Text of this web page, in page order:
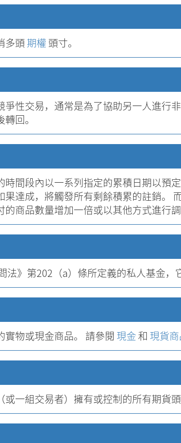
多頭 期權 頭寸。
爭性交易，通常是為了協助另一人進行
回。
時間段內以一系列指定的累積日期以預
達成，將觸發所有剩餘積累的註銷。
的商品數量增加一倍或以其他方式進行調
法》第202（a）條所定義的私人基金，
實物或現金商品。 請參閱 現金和 現貨
或一組交易者）擁有或控制的所有期貨